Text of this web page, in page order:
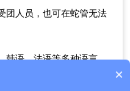
团人员，也可在蛇管无法
韩语、法语等多种语言。
产品包含安装吗？
×